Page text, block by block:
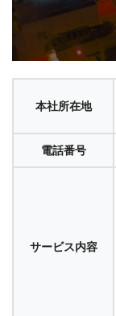
本社所在地
電話番号
サービス内容